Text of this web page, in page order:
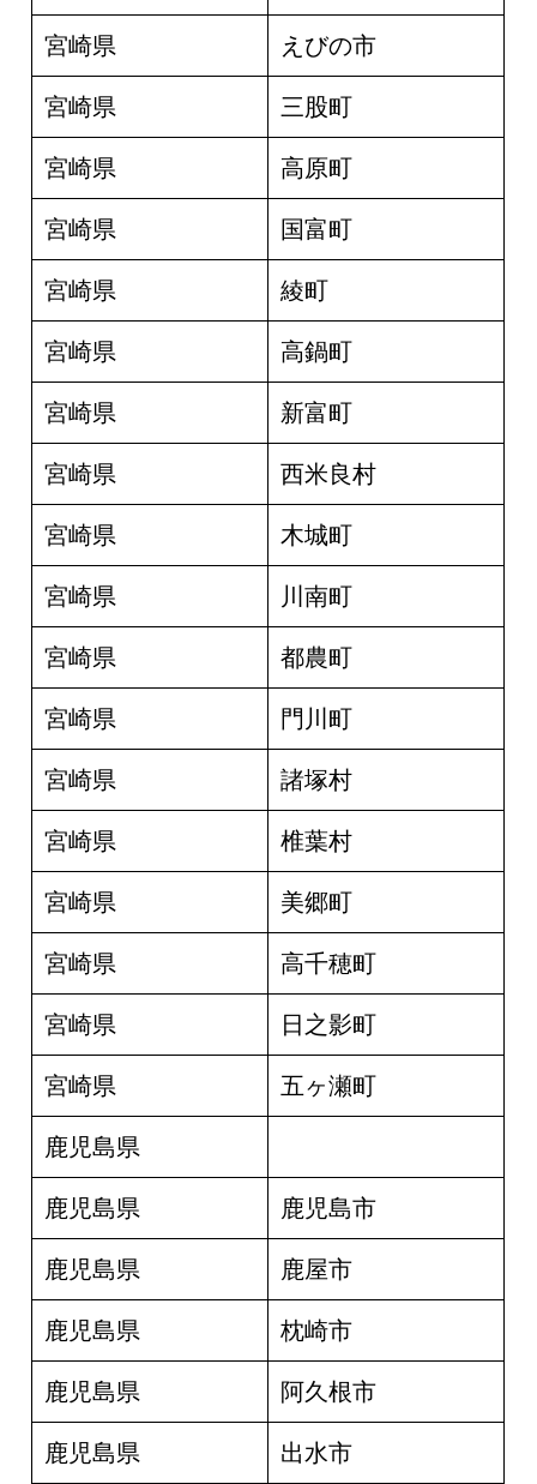
宮崎県 えびの市
宮崎県 三股町
宮崎県 高原町
宮崎県 国富町
宮崎県 綾町
宮崎県 高鍋町
宮崎県 新富町
宮崎県 西米良村
宮崎県 木城町
宮崎県 川南町
宮崎県 都農町
宮崎県 門川町
宮崎県 諸塚村
宮崎県 椎葉村
宮崎県 美郷町
宮崎県 高千穂町
宮崎県 日之影町
宮崎県 五ヶ瀬町
鹿児島県
鹿児島県 鹿児島市
鹿児島県 鹿屋市
鹿児島県 枕崎市
鹿児島県 阿久根市
鹿児島県 出水市